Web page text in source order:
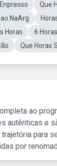
Que
NaArg
Horas 6
Que Horas
ao
autênticas e
para
por